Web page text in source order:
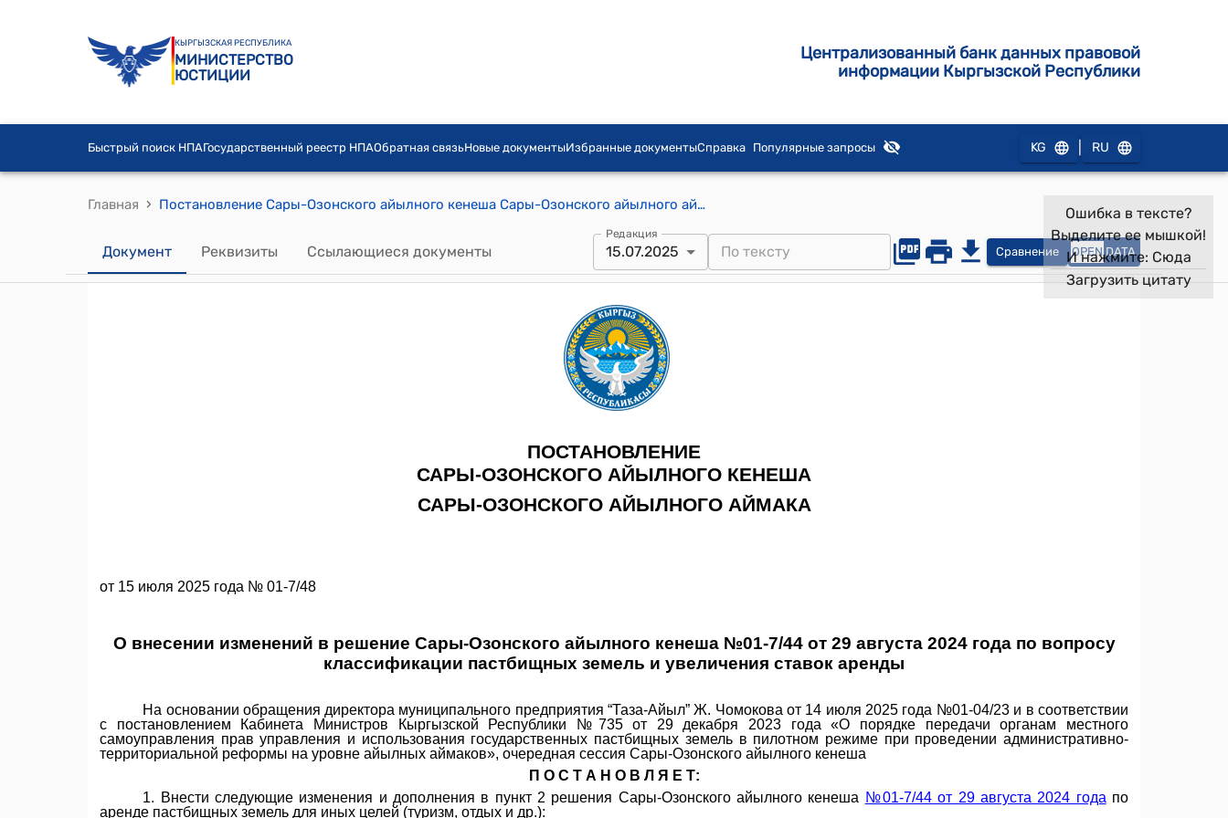
КЫРГЫЗСКАЯ РЕСПУБЛИКА
МИНИСТЕРСТВО
ЮСТИЦИИ
Централизованный банк данных правовой
информации Кыргызской Республики
Быстрый поиск НПАГосударственный реестр НПАОбратная связьНовые документыИзбранные документыСправка Популярные запросы KG RU
Главная › Постановление Сары-Озонского айылного кенеша Сары-Озонского айылного аймака от 15 июля 2025 года № 01-7/48 "О внесении изменений в решение Сары-Озонского айылного кенеша №01-7/44 от 29 августа 2024 года по вопросу классификации пастбищных земель и увеличения ставок аренды"
Документ Реквизиты Ссылающиеся документы
Редакция
15.07.2025 Сравнение OPEN DATA
Ошибка в тексте?
Выделите ее мышкой!
И нажмите: Сюда
Загрузить цитату